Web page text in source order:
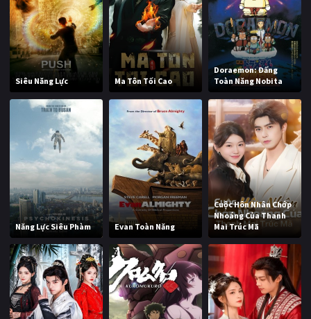
Siêu Năng Lực Ma Tôn Tối Cao
Doraemon: Đấng
Toàn Năng Nobita
Năng Lực Siêu Phàm Evan Toàn Năng
Cuộc Hôn Nhân Chớp
Nhoáng Của Thanh
Mai Trúc Mã